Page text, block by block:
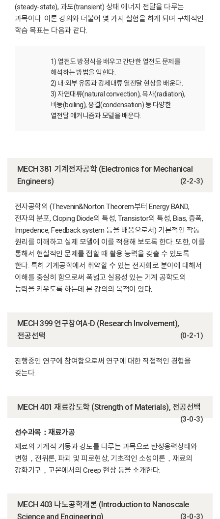
(steady-state), 과도(transient) 상태 에너지 전달을 다루는
과목이다. 이론 강의와 더불어 몇 가지 실험을 하게 되며 구체적인
학습 목표는 다음과 같다.
1) 열전도 방정식을 배우고 간단한 열전도 문제를
해석하는 방법을 익힌다.
2) 내·외부 유동과 강제대류 열전달 현상을 배운다.
3) 자연대류(natural convection), 복사(radiation),
비등(boiling), 응결(condensation) 등 다양한
열전달 메커니즘과 모델을 배운다.
MECH 381 기계전자공학 (Electronics for Mechanical
Engineers)
(2-2-3)
전자공학의 (Thevenin&Norton Theorem부터 Energy BAND,
전자의 분포, Cloping Diode의 특성, Transistor의 특성, Bias, 증폭,
Impedence, Feedback system 등을 배움으로서) 기본적인 작동
원리를 이해하고 실제 모델에 이를 적용해 보도록 한다. 또한, 이를
통해서 현실적인 문제를 접할 때 활용 능력을 갖출 수 있도록
한다. 특히 기계공학에서 취약할 수 있는 전자회로 분야에 대해서
이해를 충실히 함으로써 폭넓고 실용성 있는 기계 공학도의
능력을 키우도록 하는데 본 강의의 목적이 있다.
MECH 399 연구참여A-D (Research Involvement),
전공선택
(0-2-1)
진행중인 연구에 참여함으로써 연구에 대한 직접적인 경험을
갖는다.
MECH 401 재료강도학 (Strength of Materials), 전공선택
(3-0-3)
선수과목：재료가공
재료의 기계적 거동과 강도를 다루는 과목으로 탄성응력상태와
변형，전위론, 파괴 및 피로현상, 기초적인 소성이론，재료의
강화기구，고온에서의 Creep 현상 등을 소개한다.
MECH 403 나노공학개론 (Introduction to Nanoscale
Science and Engineering)
(3-0-3)